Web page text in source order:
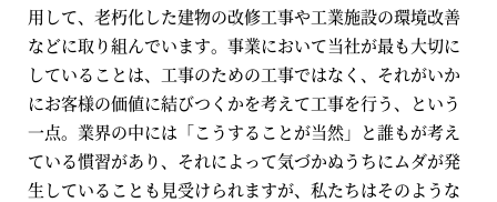
用して、老朽化した建物の改修工事や工業施設の環境改善
などに取り組んでいます。事業において当社が最も大切に
していることは、工事のための工事ではなく、それがいか
にお客様の価値に結びつくかを考えて工事を行う、という
一点。業界の中には「こうすることが当然」と誰もが考え
ている慣習があり、それによって気づかぬうちにムダが発
生していることも見受けられますが、私たちはそのような